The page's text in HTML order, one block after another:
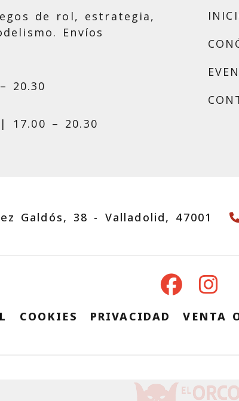
de rol, estrategia,
Envíos
20.30
17.00 – 20.30
Galdós, 38 - Valladolid, 47001
COOKIES PRIVACIDAD VENTA